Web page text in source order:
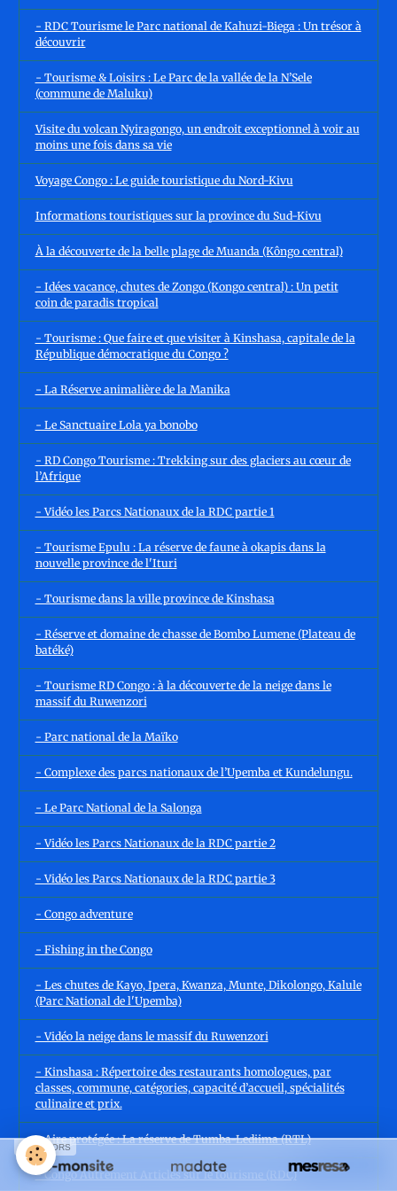
- RDC Tourisme le Parc national de Kahuzi-Biega : Un trésor à
découvrir
- Tourisme & Loisirs : Le Parc de la vallée de la N’Sele
(commune de Maluku)
Visite du volcan Nyiragongo, un endroit exceptionnel à voir au
moins une fois dans sa vie
Voyage Congo : Le guide touristique du Nord-Kivu
Informations touristiques sur la province du Sud-Kivu
À la découverte de la belle plage de Muanda (Kôngo central)
- Idées vacance, chutes de Zongo (Kongo central) : Un petit
coin de paradis tropical
- Tourisme : Que faire et que visiter à Kinshasa, capitale de la
République démocratique du Congo ?
- La Réserve animalière de la Manika
- Le Sanctuaire Lola ya bonobo
- RD Congo Tourisme : Trekking sur des glaciers au cœur de
l’Afrique
- Vidéo les Parcs Nationaux de la RDC partie 1
- Tourisme Epulu : La réserve de faune à okapis dans la
nouvelle province de l'Ituri
- Tourisme dans la ville province de Kinshasa
- Réserve et domaine de chasse de Bombo Lumene (Plateau de
batéké)
- Tourisme RD Congo : à la découverte de la neige dans le
massif du Ruwenzori
- Parc national de la Maïko
- Complexe des parcs nationaux de l’Upemba et Kundelungu.
- Le Parc National de la Salonga
- Vidéo les Parcs Nationaux de la RDC partie 2
- Vidéo les Parcs Nationaux de la RDC partie 3
- Congo adventure
- Fishing in the Congo
- Les chutes de Kayo, Ipera, Kwanza, Munte, Dikolongo, Kalule
(Parc National de l'Upemba)
- Vidéo la neige dans le massif du Ruwenzori
- Kinshasa : Répertoire des restaurants homologues, par
classes, commune, catégories, capacité d’accueil, spécialités
culinaire et prix.
- Aire protégée : La réserve de Tumba-Lediima (RTL)
- Congo Autrement Articles sur le tourisme (RDC)
SPONSORS